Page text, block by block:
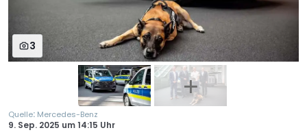
3
Quelle: Mercedes-Benz
9. Sep. 2025 um14:15 Uhr